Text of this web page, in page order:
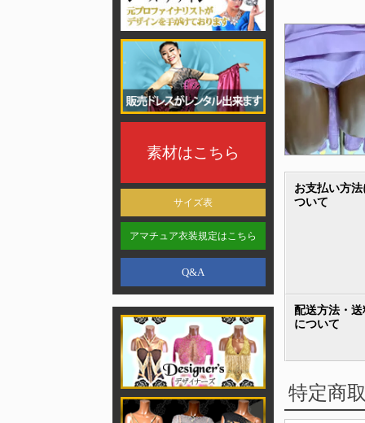
素材はこちら
サイズ表
アマチュア衣装規定はこちら
Q&A
お支払い方法
ついて
配送方法・送
について
特定商